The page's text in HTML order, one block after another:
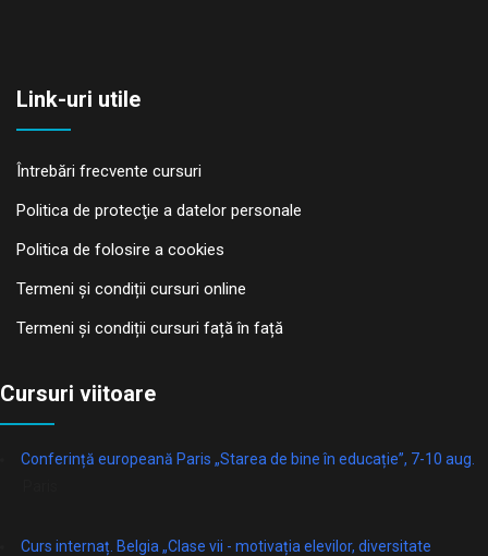
Link-uri utile
Întrebări frecvente cursuri
Politica de protecţie a datelor personale
Politica de folosire a cookies
Termeni și condiții cursuri online
Termeni și condiții cursuri față în față
Cursuri viitoare
Conferință europeană Paris „Starea de bine în educație”, 7-10 aug.
Curs internaț. Belgia „Clase vii - motivația elevilor, diversitate